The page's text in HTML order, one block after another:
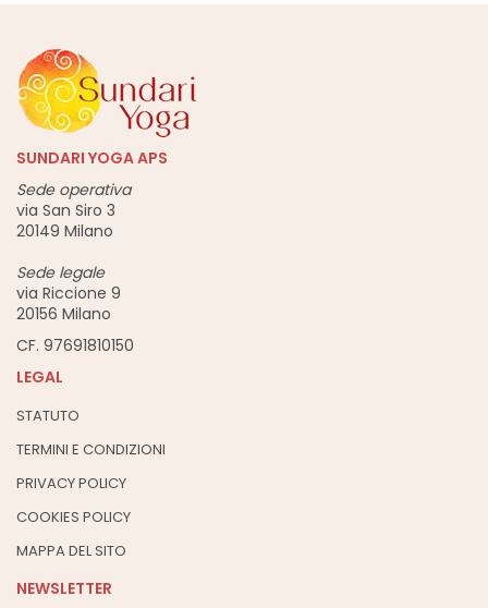
SUNDARI YOGA APS
Sede operativa
via San Siro 3
20149 Milano
Sede legale
via Riccione 9
20156 Milano
CF. 97691810150
LEGAL
STATUTO
TERMINI E CONDIZIONI
PRIVACY POLICY
COOKIES POLICY
MAPPA DEL SITO
NEWSLETTER